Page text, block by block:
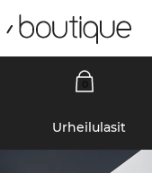
Urheilulasit